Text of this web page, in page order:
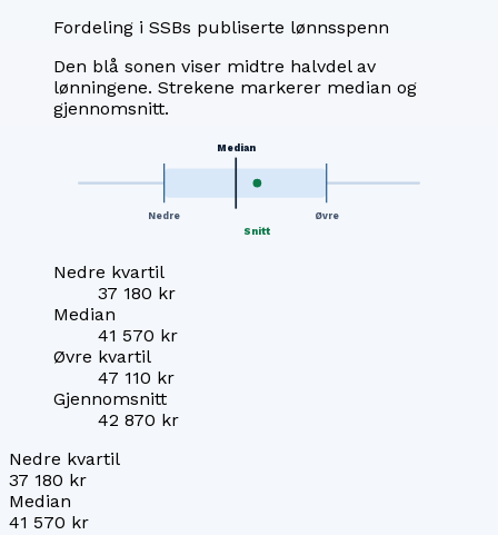
Fordeling i SSBs publiserte lønnsspenn
Den blå sonen viser midtre halvdel av
lønningene. Strekene markerer median og
gjennomsnitt.
Nedre
Median
Øvre
Snitt
Nedre kvartil
37 180 kr
Median
41 570 kr
Øvre kvartil
47 110 kr
Gjennomsnitt
42 870 kr
Nedre kvartil
37 180 kr
Median
41 570 kr